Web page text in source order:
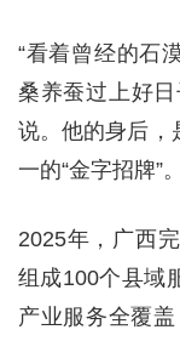
“看着曾经的石
桑养蚕过上好
说。他的身后，
一的“金字招牌”。
2025年，广西
组成100个县域
产业服务全覆